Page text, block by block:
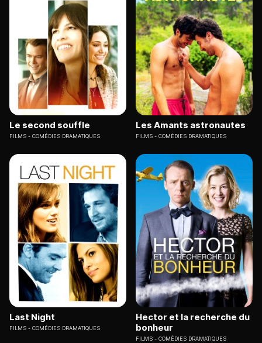
Le second souffle
FILMS COMÉDIES DRAMATIQUES
Les Amants astronautes
FILMS COMÉDIES DRAMATIQUES
Last Night
FILMS COMÉDIES DRAMATIQUES
Hector et la recherche du
bonheur
FILMS COMÉDIES DRAMATIQUES